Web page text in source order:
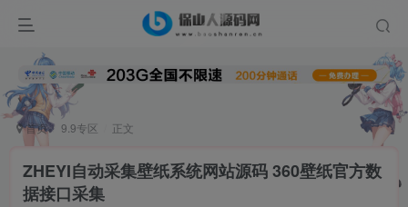
首页 9.9专区 正文
ZHEYI自动采集壁纸系统网站源码 360壁纸官方数
据接口采集